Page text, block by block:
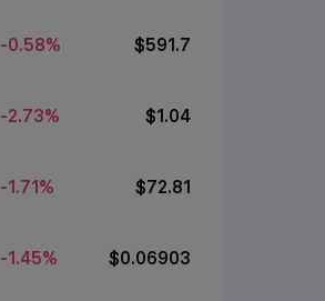
-0.58% $591.7
-2.73% $1.04
-1.71% $72.81
-1.45% $0.06903